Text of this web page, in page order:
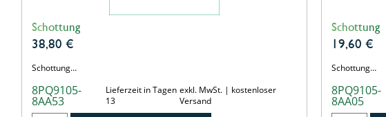
Schottung
38,80 €
Schottung…
8PQ9105-
8AA53
Lieferzeit in Tagen
13
exkl. MwSt. | kostenloser
Versand
Schottung
19,60 €
Schottung…
8PQ9105-
8AA05